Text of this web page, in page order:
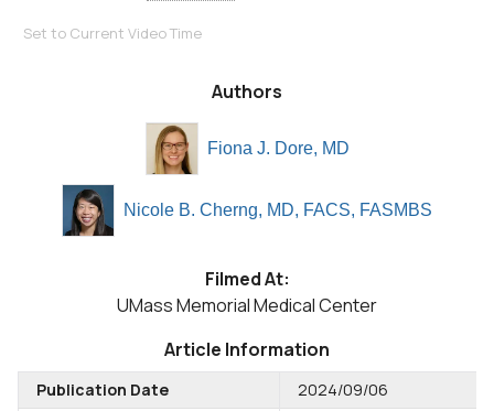
Set to Current Video Time
Authors
Fiona J. Dore, MD
Nicole B. Cherng, MD, FACS, FASMBS
Filmed At:
UMass Memorial Medical Center
Article Information
Publication Date
2024/09/06